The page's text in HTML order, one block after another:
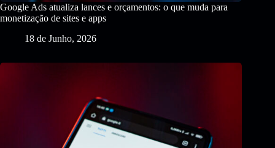
Google Ads atualiza lances e orçamentos: o que muda para
monetização de sites e apps
18 de Junho, 2026